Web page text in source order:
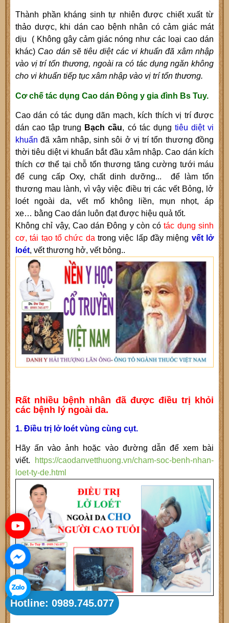
Thành phần kháng sinh tự nhiên được chiết xuất từ
thảo dược, khi dán cao bệnh nhân có cảm giác mát
dịu ( Không gây cảm giác nóng như các loại cao dán
khác) Cao dán sẽ tiêu diệt các vi khuẩn đã xâm nhập
vào vị trí tổn thương, ngoài ra có tác dụng ngăn không
cho vi khuẩn tiếp tục xâm nhập vào vị trí tổn thương.
Cơ chế tác dụng Cao dán Đông y gia đình Bs Tuy.
Cao dán có tác dụng dãn mạch, kích thích vị trí được
dán caotập trung Bạch cầu, có tác dụng tiêu diệt vi
khuẩn đã xâm nhập, sinh sôi ở vị trí tổn thương đồng
thời tiêu diệt vi khuẩn bắt đầu xâm nhập.Cao dán kích
thích cơ thể tại chỗ tổn thương tăng cường tưới máu
để cung cấp Oxy, chất dinh dưỡng... để làm tổn
thương mau lành, vì vậy việc điều trị các vết Bỏng, lở
loét ngoài da, vết mổ không liền, mụn nhọt, áp
xe… bằng Cao dán luôn đạt được hiệu quả tốt.
Không chỉ vậy, Cao dán Đông ycòn cótác dụng sinh
cơ, tái tạo tổ chức da trong việc lấp đầy miệng vết lở
loét, vết thương hở, vết bỏng..
Rất nhiều bệnh nhân đã được điều trị khỏi
các bệnh lý ngoài da.
1. Điều trị lở loét vùng cùng cụt.
Hãy ấn vào ảnh hoặc vào đường dẫn để xem bài
viết.
https://caodanvetthuong.vn/cham-soc-benh-nhan-
loet-ty-de.html
Hotline: 0989.745.077